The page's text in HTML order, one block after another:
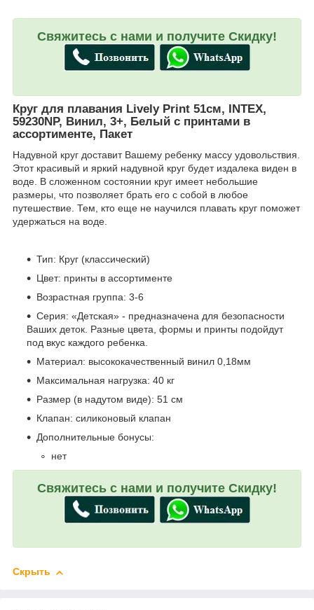
Свяжитесь с нами и получите Скидку!
Круг для плавания Lively Print 51см, INTEX,
59230NP, Винил, 3+, Белый с принтами в
ассортименте, Пакет
Надувной круг доставит Вашему ребенку массу удовольствия.
Этот красивый и яркий надувной круг будет издалека виден в
воде. В сложенном состоянии круг имеет небольшие
размеры, что позволяет брать его с собой в любое
путешествие. Тем, кто еще не научился плавать круг поможет
удержаться на воде.
Тип: Круг (классический)
Цвет: принты в ассортименте
Возрастная группа: 3-6
Серия: «Детская» - предназначена для безопасности
Ваших деток. Разные цвета, формы и принты подойдут
под вкус каждого ребенка.
Материал: высококачественный винил 0,18мм
Максимальная нагрузка: 40 кг
Размер (в надутом виде): 51 см
Клапан: силиконовый клапан
Дополнительные бонусы:
нет
Свяжитесь с нами и получите Скидку!
Скрыть